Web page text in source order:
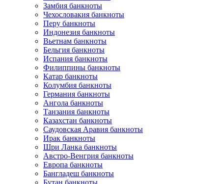
Замбия банкноты
Чехословакия банкноты
Перу банкноты
Индонезия банкноты
Вьетнам банкноты
Бельгия банкноты
Испания банкноты
Филиппины банкноты
Катар банкноты
Колумбия банкноты
Германия банкноты
Ангола банкноты
Танзания банкноты
Казахстан банкноты
Саудовская Аравия банкноты
Ирак банкноты
Шри Ланка банкноты
Австро-Венгрия банкноты
Европа банкноты
Бангладеш банкноты
Бутан банкноты